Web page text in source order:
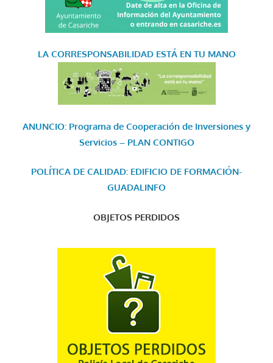
LA CORRESPONSABILIDAD ESTÁ EN TU MANO
ANUNCIO: Programa de Cooperación de Inversiones y
Servicios – PLAN CONTIGO
POLÍTICA DE CALIDAD: EDIFICIO DE FORMACIÓN-
GUADALINFO
OBJETOS PERDIDOS